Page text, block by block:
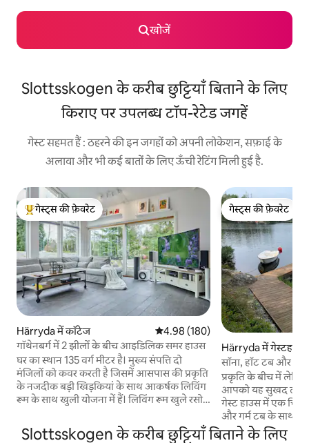
खोजें
Slottsskogen के करीब छुट्टियाँ बिताने के लिए
किराए पर उपलब्ध टॉप-रेटेड जगहें
गेस्ट सहमत हैं : ठहरने की इन जगहों को अपनी लोकेशन, सफ़ाई के
अलावा और भी कई बातों के लिए ऊँची रेटिंग मिली हुई है.
गेस्ट्स का टॉप फ़ेवरेट
गेस्ट्स की फ़ेवरेट
Härryda में कॉटेज औसत रेटिंग 5 में से 4.98, 180 समीक्षाएँ
4.98 (180)
गॉथेनबर्ग में 2 झीलों के बीच आइडिलिक समर हाउस
घर का स्थान 135 वर्ग मीटर है। मुख्य संपत्ति दो
मंजिलों को कवर करती है जिसमें आसपास की प्रकृति
के नजदीक बड़ी खिड़कियां के साथ आकर्षक लिविंग
रूम के साथ खुली योजना में हैं। लिविंग रूम खुले रसोई
कक्ष और डेस्क, पेंटिंग ज़ोन और चिल क्षेत्र के साथ
छोटे कलात्मक कमरे से जुड़ता है। यहां आप अपनी
गेस्ट्स की फ़ेवरेट
गेस्ट्स की फ़ेवरेट
Härryda में गेस्टहाउस
सॉना, हॉट टब और
कॉटेज
प्रकृति के बीच में लेकिन
आपको यह सुखद
गेस्ट हाउस में एक
और गर्म टब के साथ
आसपास बड़े डेक पर
Slottsskogen के करीब छुट्टियाँ बिताने के लिए